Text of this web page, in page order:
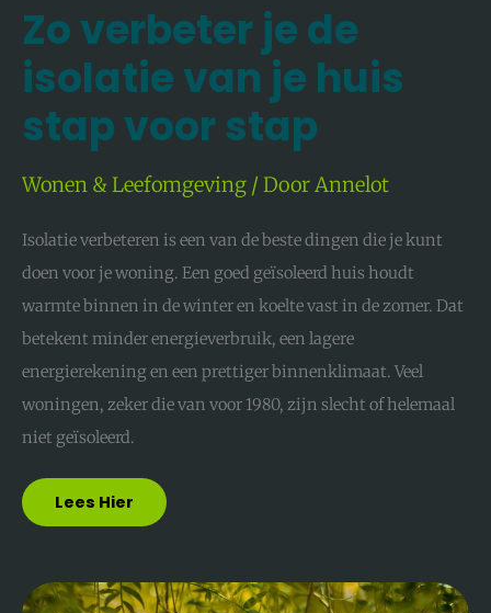
Zo verbeter je de
isolatie van je huis
stap voor stap
Wonen & Leefomgeving / DoorAnnelot
Isolatie verbeteren is een van de beste dingen die je kunt
doen voor je woning. Een goed geïsoleerd huis houdt
warmte binnen in de winter en koelte vast in de zomer. Dat
betekent minder energieverbruik, een lagere
energierekening en een prettiger binnenklimaat. Veel
woningen, zeker die van voor 1980, zijn slecht of helemaal
niet geïsoleerd.
Lees Hier
Zero
Waste